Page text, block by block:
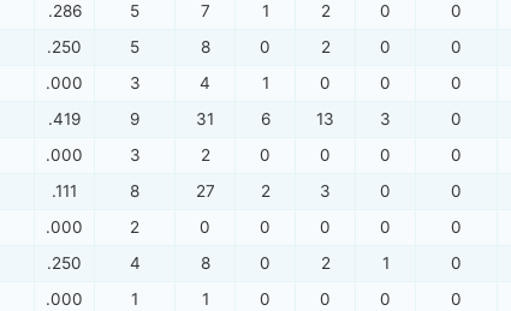
.286 5 7 1 2 0 0
.250 5 8 0 2 0 0
.000 3 4 1 0 0 0
.419 9 31 6 13 3 0
.000 3 2 0 0 0 0
.111 8 27 2 3 0 0
.000 2 0 0 0 0 0
.250 4 8 0 2 1 0
.000 1 1 0 0 0 0